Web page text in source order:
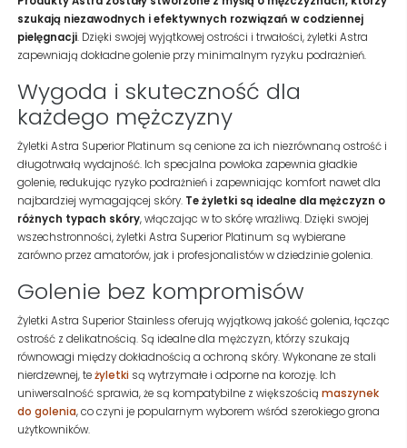
szukają niezawodnych i efektywnych rozwiązań w codziennej
pielęgnacji. Dzięki swojej wyjątkowej ostrości i trwałości, żyletki Astra
zapewniają dokładne golenie przy minimalnym ryzyku podrażnień.
Wygoda i skuteczność dla
każdego mężczyzny
Żyletki Astra Superior Platinum są cenione za ich niezrównaną ostrość i
długotrwałą wydajność. Ich specjalna powłoka zapewnia gładkie
golenie, redukując ryzyko podrażnień i zapewniając komfort nawet dla
najbardziej wymagającej skóry. Te żyletki są idealne dla mężczyzn o
różnych typach skóry, włączając w to skórę wrażliwą. Dzięki swojej
wszechstronności, żyletki Astra Superior Platinum są wybierane
zarówno przez amatorów, jak i profesjonalistów w dziedzinie golenia.
Golenie bez kompromisów
Żyletki Astra Superior Stainless oferują wyjątkową jakość golenia, łącząc
ostrość z delikatnością. Są idealne dla mężczyzn, którzy szukają
równowagi między dokładnością a ochroną skóry. Wykonane ze stali
nierdzewnej, teżyletki są wytrzymałe i odporne na korozję. Ich
uniwersalność sprawia, że są kompatybilne z większością maszynek
do golenia, co czyni je popularnym wyborem wśród szerokiego grona
użytkowników.